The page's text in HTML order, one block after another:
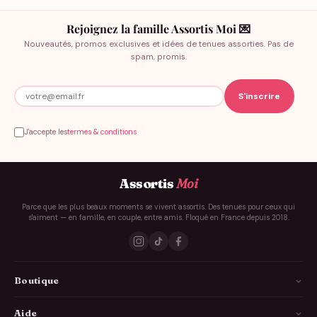
et surtout sur un souvenir commun qui réchauffe le cœur
longtemps après les fêtes.
L’idée cadeau qui fait mouche
les coups ? Ce
l’esprit scandi, un parent qui aime les vêtements qui durent, ou
un/une partenaire avec qui vous aimez créer des traditions.
C’est le présent parfait pour un
Secret Santa
réussi ou pour
déposer au pied du sapin un clin d’œil mode dont on se
Rejoignez la famille Assortis Moi 💌
Nouveautés, promos exclusives et idées de tenues assorties. Pas de
spam, promis.
J'accepte lestermes & conditions
AssortisMoi
Parce que les plus beaux moments se vivent assortis. Des tenues pour ceux qui
s'aiment — en famille, en couple, entre amis. Floqué en France depuis 2018.
Boutique
Aide